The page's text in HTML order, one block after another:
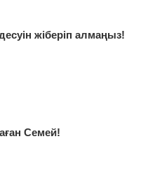
жіберіп алмаңыз!
Семей!